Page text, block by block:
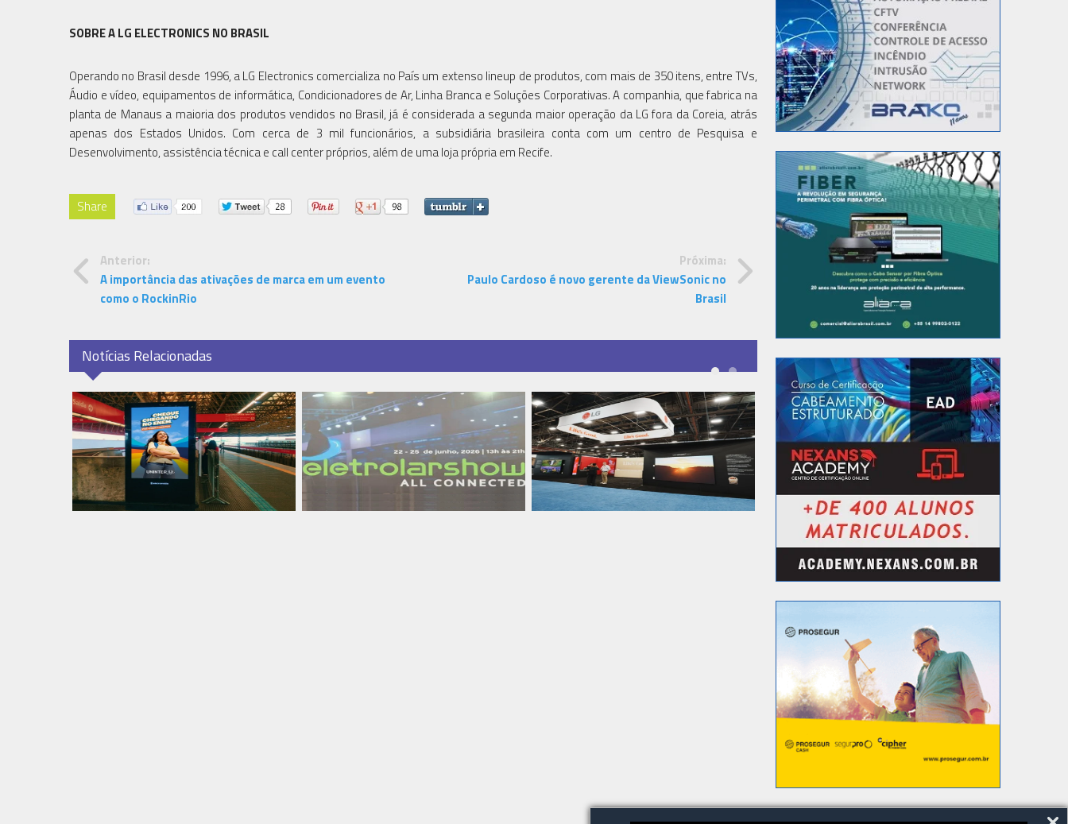
SOBRE A LG ELECTRONICS NO BRASIL
Operando no Brasil desde 1996, a LG Electronics comercializa no País um extenso lineup de produtos, com mais de 350 itens, entre TVs,
Áudio e vídeo, equipamentos de informática, Condicionadores de Ar, Linha Branca e Soluções Corporativas. A companhia, que fabrica na
planta de Manaus a maioria dos produtos vendidos no Brasil, já é considerada a segunda maior operação da LG fora da Coreia, atrás
apenas dos Estados Unidos. Com cerca de 3 mil funcionários, a subsidiária brasileira conta com um centro de Pesquisa e
Desenvolvimento, assistência técnica e call center próprios, além de uma loja própria em Recife.
Share
Anterior:
A importância das ativações de marca em um evento
como o RockinRio
Próxima:
Paulo Cardoso é novo gerente da ViewSonic no
Brasil
Notícias Relacionadas